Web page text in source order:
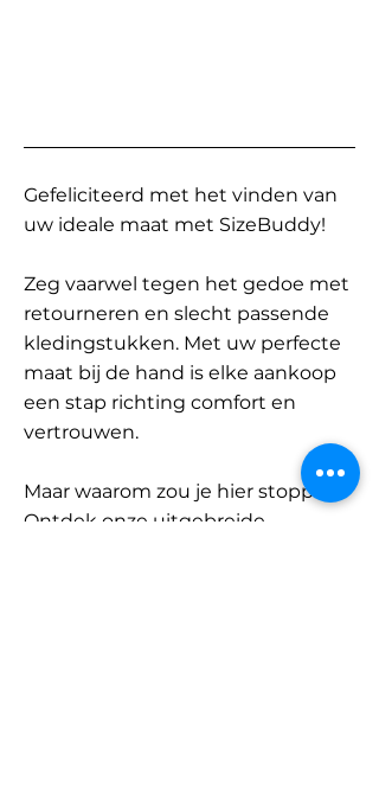
Gefeliciteerd met het vinden van
uw ideale maat met SizeBuddy!
Zeg vaarwel tegen het gedoe met
retourneren en slecht passende
kledingstukken. Met uw perfecte
maat bij de hand is elke aankoop
een stap richting comfort en
vertrouwen.
Maar waarom zou je hier stoppen?
Ontdek onze uitgebreide